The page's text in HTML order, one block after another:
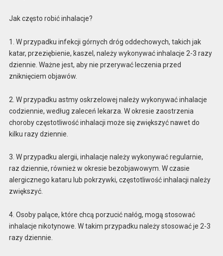
Jak często robić inhalacje?
1. W przypadku infekcji górnych dróg oddechowych, takich jak
katar, przeziębienie, kaszel, należy wykonywać inhalacje 2-3 razy
dziennie. Ważne jest, aby nie przerywać leczenia przed
zniknięciem objawów.
2. W przypadku astmy oskrzelowej należy wykonywać inhalacje
codziennie, według zaleceń lekarza. W okresie zaostrzenia
choroby częstotliwość inhalacji może się zwiększyć nawet do
kilku razy dziennie.
3. W przypadku alergii, inhalacje należy wykonywać regularnie,
raz dziennie, również w okresie bezobjawowym. W czasie
alergicznego kataru lub pokrzywki, częstotliwość inhalacji należy
zwiększyć.
4. Osoby palące, które chcą porzucić nałóg, mogą stosować
inhalacje nikotynowe. W takim przypadku należy stosować je 2-3
razy dziennie.